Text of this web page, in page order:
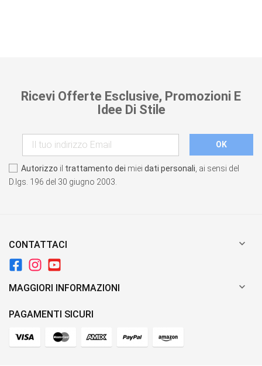
Ricevi Offerte Esclusive, Promozioni E
Idee Di Stile
Autorizzo il trattamento dei miei dati personali , ai sensi del
D.lgs. 196 del 30 giugno 2003.
CONTATTACI 
MAGGIORI INFORMAZIONI 
PAGAMENTI SICURI